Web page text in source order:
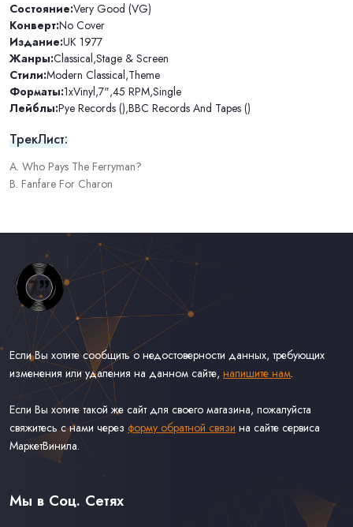
Состояние:Very Good (VG)
Конверт:No Cover
Издание:UK 1977
Жанры:Classical,Stage & Screen
Стили:Modern Classical,Theme
Форматы:1xVinyl,7",45 RPM,Single
Лейблы:Pye Records (),BBC Records And Tapes ()
ТрекЛист:
A. Who Pays The Ferryman?
B. Fanfare For Charon
Если Вы хотите сообщить о недостоверности данных, требующих
изменения или удаления на данном сайте, напишите нам.
Если Вы хотите такой же сайт для своего магазина, пожалуйста
свяжитесь с нами через форму обратной связи на сайте сервиса
МаркетВинила.
Весь Каталог Винила на 7''
Рок на 7''
Мы в Соц. Сетях